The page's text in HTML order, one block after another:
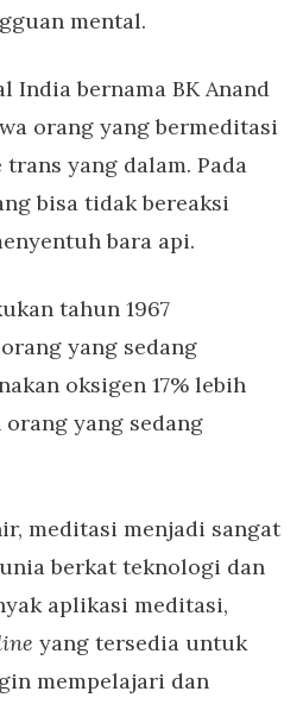
mental.
India bernama BK Anand
orang yang bermeditasi
yang dalam. Pada
bisa tidak bereaksi
bara api.
tahun 1967
yang sedang
oksigen 17% lebih
yang sedang
meditasi menjadi sangat
berkat teknologi dan
aplikasi meditasi,
yang tersedia untuk
mempelajari dan